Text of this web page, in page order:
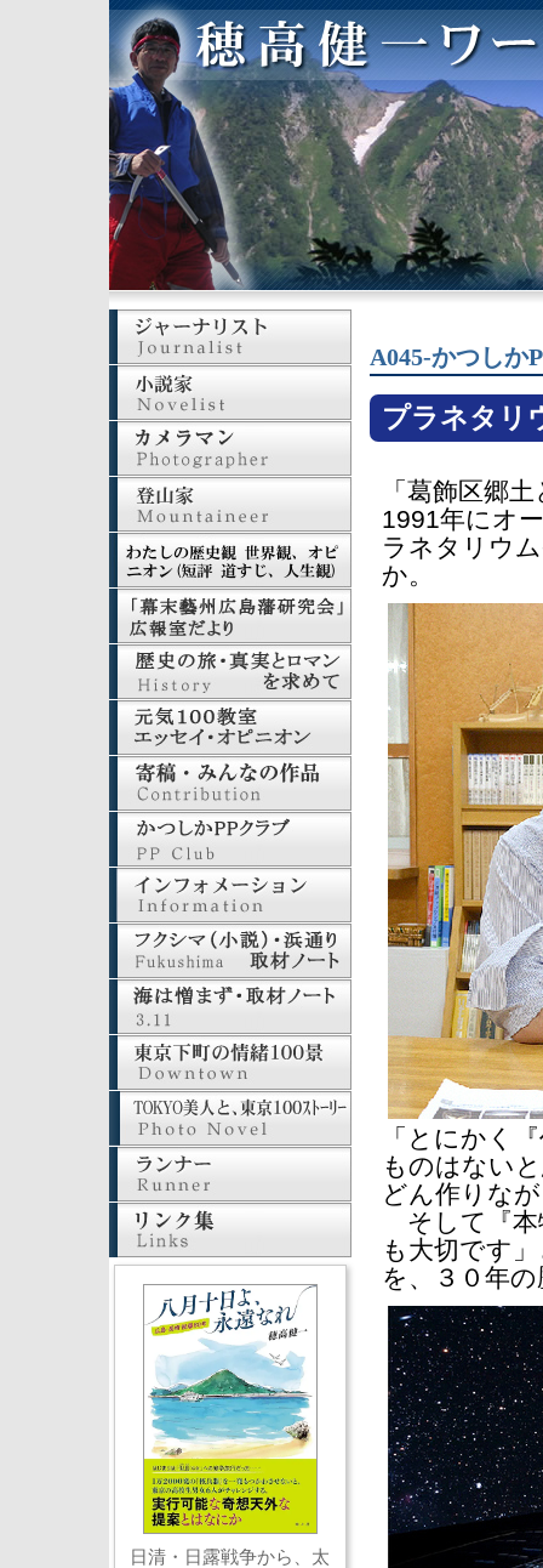
A045-かつしか
プラネタ
「葛飾区郷
1991年にオ
ラネタリウ
か。
「とにかく
ものはない
どん作りな
そして『本
も大切です
を、３０年
日清・日露戦争から、太